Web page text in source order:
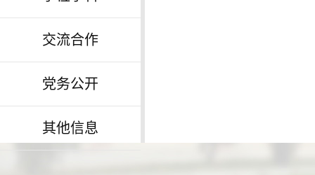
交流合作
党务公开
其他信息